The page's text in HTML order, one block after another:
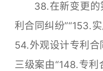
38.在新变更的
利合同纠纷”“153.
54.外观设计专利合
三级案由“148.专